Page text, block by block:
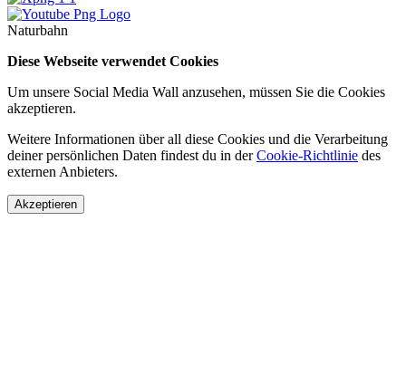
Naturbahn
Diese Webseite verwendet Cookies
Um unsere Social Media Wall anzusehen, müssen Sie die Cookies
akzeptieren.
Weitere Informationen über all diese Cookies und die Verarbeitung
deiner persönlichen Daten findest du in derCookie-Richtlinie des
externen Anbieters.
Akzeptieren